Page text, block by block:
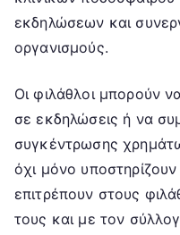
εκδηλώσεων και
οργανισμούς.
Οι φιλάθλοι μπορούν
σε εκδηλώσεις ή να
συγκέντρωσης
όχι μόνο
επιτρέπουν στους
τους και με τον